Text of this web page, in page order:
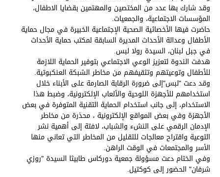
وقد شارك بها عدد من المختصين والمهتمين بقضايا الاطفال،
المؤسسات الاجتماعية، والجمعيات.
حاضرت فيها الأخصائية الصحية الإجتماعية الخبيرة في مجال حماية
الأطفال وعدالة الأحداث المديرة السابقة لمكتب حماية الأحداث
في جبل لبنان، السيدة رولا لبس.
هدفت الندوة لتعزيز الوعي الاجتماعي بتوفير الحماية اللازمة
للأطفال وتوعيتهم وتثقيفهم من مخاطر الشبكة العنكبوتية.
وقد دعت "لبس"إلى ضرورة الرقابة الصارمة على الأبناء خلال
استخدامهم للأجهزة اللوحية والألعاب الإلكترونية، وضبط هذا
الاستخدام، إلى جانب استخدام الحماية التقنية المتوفرة في بعض
الأجهزة وفي بعض المواقع الإلكترونية ، محذرة من مخاطر
الإدمان الرقمي على النشء والشباب، لافتة إلى أهمية نشر
التوعية واقتراح معالجات للتقليل من المخاطر التي تعاني منها
الأسر والمجتمعات في الوقت الراهن.
وفي الختام دعت مسؤولة جمعية دوركاس طابيثا السيدة "روزي
شرفان" الحضور إلى كوكتيل.